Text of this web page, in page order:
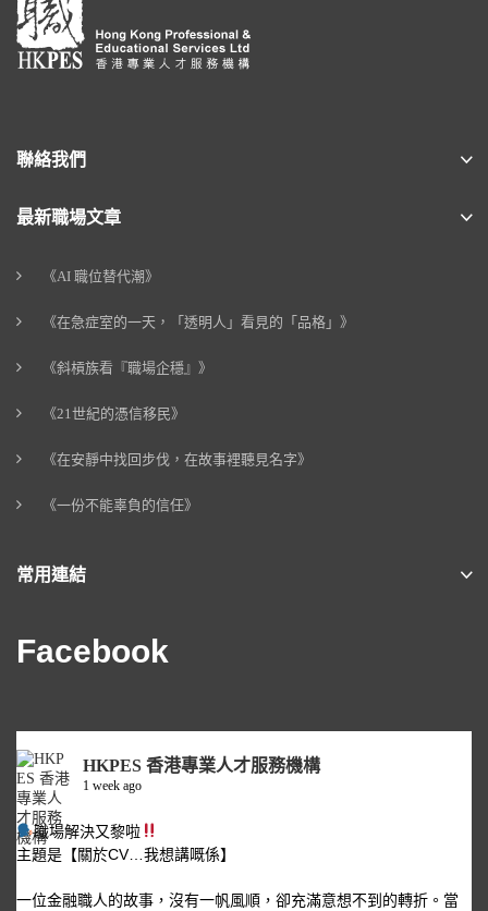
聯絡我們
最新職場文章
《AI 職位替代潮》
《在急症室的一天，「透明人」看見的「品格」》
《斜槓族看『職場企穩』》
《21世紀的憑信移民》
《在安靜中找回步伐，在故事裡聽見名字》
《一份不能辜負的信任》
常用連結
Facebook
HKPES 香港專業人才服務機構
1 week ago
職場解決又黎啦
主題是【關於CV…我想講嘅係】
一位金融職人的故事，沒有一帆風順，卻充滿意想不到的轉折。當